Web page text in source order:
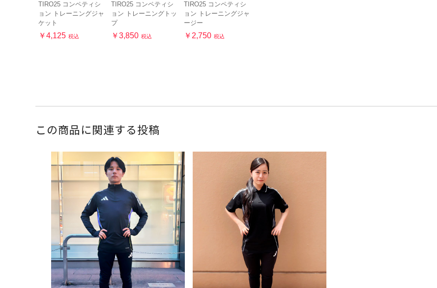
TIRO25 コンペティシ
ョン トレーニングジャ
ケット
￥4,125 税込
TIRO25 コンペティシ
ョン トレーニングトッ
プ
￥3,850 税込
TIRO25 コンペティシ
ョン トレーニングジャ
ージー
￥2,750 税込
この商品に関連する投稿